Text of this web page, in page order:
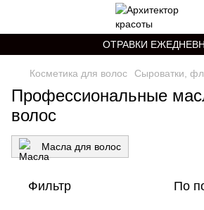
ОТРАВКИ
Косметика для волос Сыроватки,
Профессиональные
волос
Масла для волос
Фильтр По